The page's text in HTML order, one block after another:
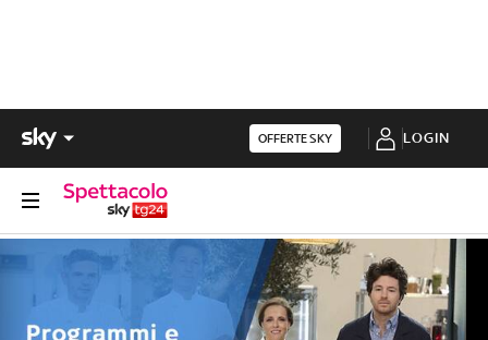
OFFERTE SKY LOGIN